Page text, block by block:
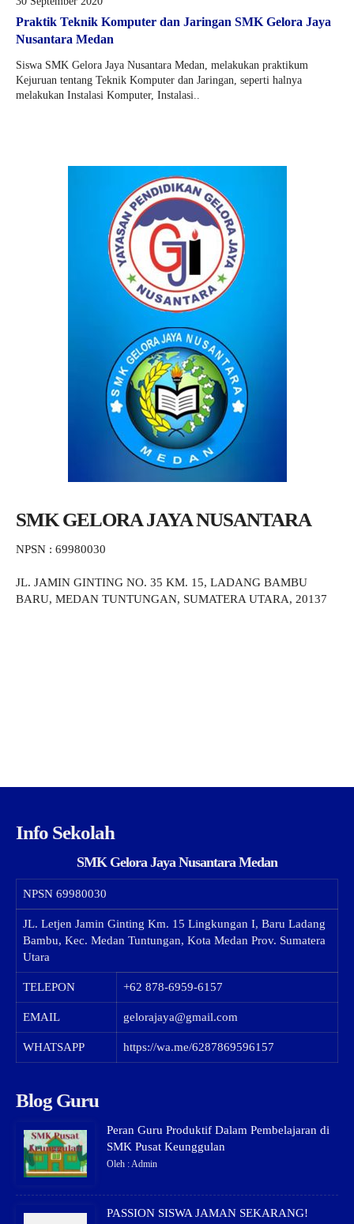
Praktik Teknik Komputer dan Jaringan SMK Gelora Jaya
Nusantara Medan
Siswa SMK Gelora Jaya Nusantara Medan, melakukan praktikum
Kejuruan tentang Teknik Komputer dan Jaringan, seperti halnya
melakukan Instalasi Komputer, Instalasi..
SMK GELORA JAYA NUSANTARA
NPSN : 69980030
JL. JAMIN GINTING NO. 35 KM. 15, LADANG BAMBU
BARU, MEDAN TUNTUNGAN, SUMATERA UTARA, 20137
Info Sekolah
SMK Gelora Jaya Nusantara Medan
NPSN 69980030
JL. Letjen Jamin Ginting Km. 15 Lingkungan I, Baru Ladang
Bambu, Kec. Medan Tuntungan, Kota Medan Prov. Sumatera
Utara
TELEPON +62 878-6959-6157
EMAIL gelorajaya@gmail.com
WHATSAPP https://wa.me/6287869596157
Blog Guru
Peran Guru Produktif Dalam Pembelajaran di
SMK Pusat Keunggulan
Oleh : Admin
PASSION SISWA JAMAN SEKARANG!